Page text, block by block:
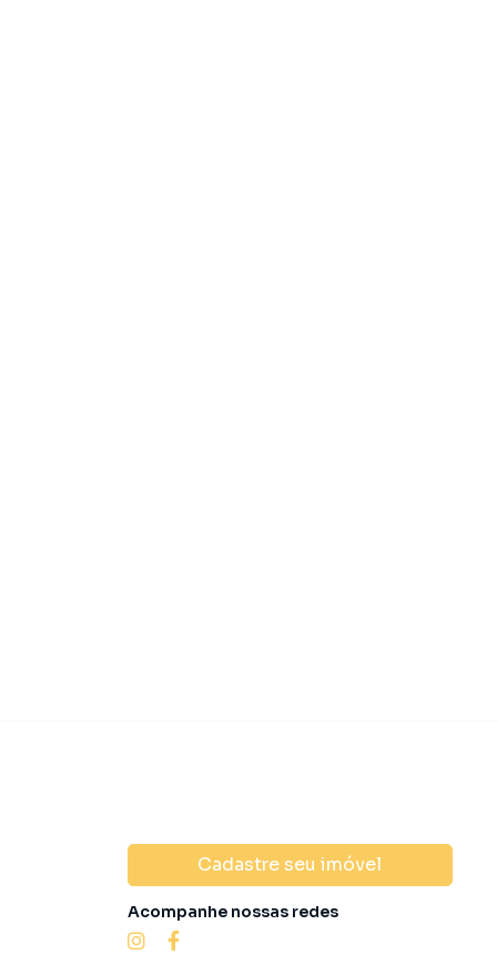
Cadastre seu imóvel
Acompanhe nossas redes